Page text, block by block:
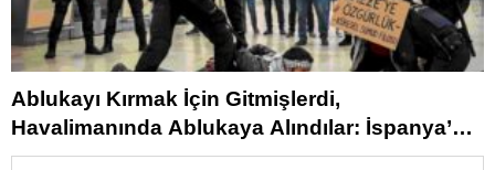
Ablukayı Kırmak İçin Gitmişlerdi,
Havalimanında Ablukaya Alındılar: İspanya’da
Skandal Gece!